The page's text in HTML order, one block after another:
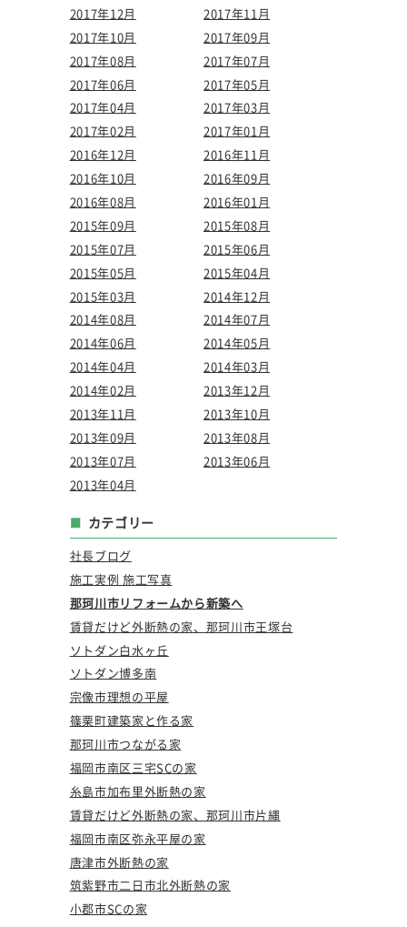
2017年12月
2017年11月
2017年10月
2017年09月
2017年08月
2017年07月
2017年06月
2017年05月
2017年04月
2017年03月
2017年02月
2017年01月
2016年12月
2016年11月
2016年10月
2016年09月
2016年08月
2016年01月
2015年09月
2015年08月
2015年07月
2015年06月
2015年05月
2015年04月
2015年03月
2014年12月
2014年08月
2014年07月
2014年06月
2014年05月
2014年04月
2014年03月
2014年02月
2013年12月
2013年11月
2013年10月
2013年09月
2013年08月
2013年07月
2013年06月
2013年04月
カテゴリー
社長ブログ
施工実例 施工写真
那珂川市リフォームから新築へ
賃貸だけど外断熱の家、那珂川市王塚台
ソトダン白水ヶ丘
ソトダン博多南
宗像市理想の平屋
篠栗町建築家と作る家
那珂川市つながる家
福岡市南区三宅SCの家
糸島市加布里外断熱の家
賃貸だけど外断熱の家、那珂川市片縄
福岡市南区弥永平屋の家
唐津市外断熱の家
筑紫野市二日市北外断熱の家
小郡市SCの家